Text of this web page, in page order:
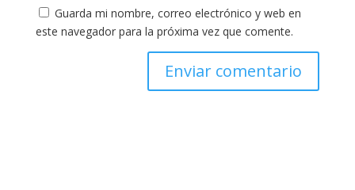
Guarda mi nombre, correo electrónico y web en
este navegador para la próxima vez que comente.